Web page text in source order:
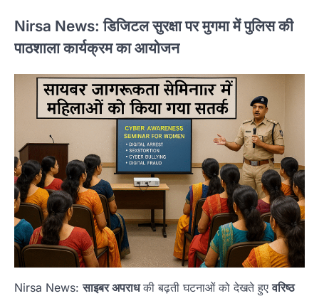
Nirsa News: डिजिटल सुरक्षा पर मुगमा में पुलिस की
पाठशाला कार्यक्रम का आयोजन
Nirsa News:साइबर अपराधकी बढ़ती घटनाओं को देखते हुएवरिष्ठ